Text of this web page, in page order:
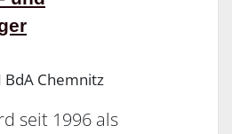
BdA Chemnitz
seit 1996 als